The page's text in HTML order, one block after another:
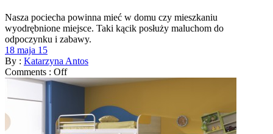
Nasza pociecha powinna mieć w domu czy mieszkaniu
wyodrębnione miejsce. Taki kącik posłuży maluchom do
odpoczynku i zabawy.
18 maja 15
By : Katarzyna Antos
Comments : Off